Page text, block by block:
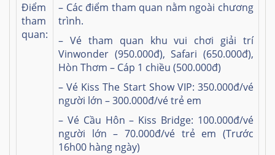
Điểm
tham
quan:
– Các điểm tham quan nằm ngoài chương
trình.
– Vé tham quan khu vui chơi giải trí
Vinwonder (950.000đ), Safari (650.000đ),
Hòn Thơm – Cáp 1 chiều (500.000đ)
– Vé Kiss The Start Show VIP: 350.000đ/vé
người lớn – 300.000đ/vé trẻ em
– Vé Cầu Hôn – Kiss Bridge: 100.000đ/vé
người lớn – 70.000đ/vé trẻ em (Trước
16h00 hàng ngày)